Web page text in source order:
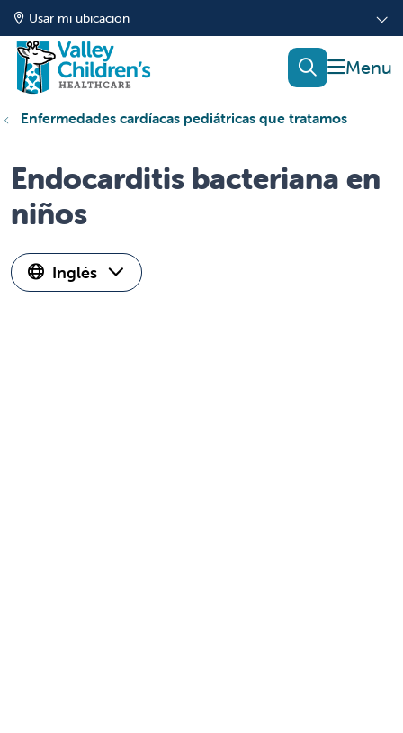
Usar mi ubicación
mostrar
buscar
Enfermedades cardíacas pediátricas que tratamos
Endocarditis bacteriana en
niños
Inglés